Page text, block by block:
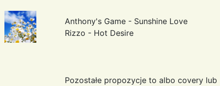
Anthony's Game - Sunshine Love
Rizzo - Hot Desire
Pozostałe propozycje to albo covery